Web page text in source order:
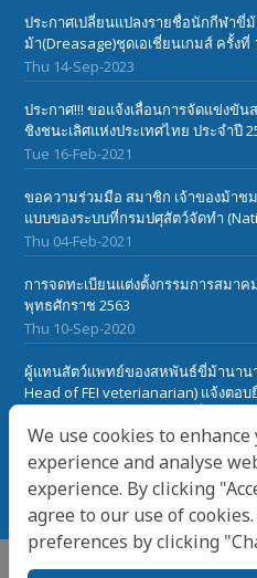
ประกาศเปลี่ยนแปลงรายชื่อนักกีฬาขี่
ม้า(Dreasage)ชุดเอเชี่ยนเกมส์ ครั้งที่
Thu 14-Sep-2023
ประกาศ!!! ขอแจ้งเลื่อนการจัดแข่งขั
ชิงชนะเลิศแห่งประเทศไทย ประจำปี
Tue 16-Feb-2021
ขอความร่วมมือ สมาชิก เจ้าของม้า
แบบของระบบที่กรมปศุสัตว์จัดทำ
Thu 04-Feb-2021
การจดทะเบียนแต่งตั้งกรรมการสมา
พุทธศักราช 2563
Thu 10-Sep-2020
ผู้แทนสัตว์แพทย์ของสหพันธ์ขี่ม้านาน
Head of FEI veterianarian) แจ้งต
Sickness ในประเทศไทย
Sat 28-Mar-2020
We use cookies to
experience and analyse
experience. By clicking
agree to our use of
preferences by clicking